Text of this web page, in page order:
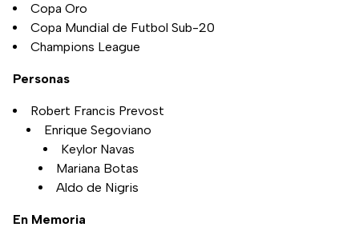
Copa Oro
Copa Mundial de Futbol Sub-20
Champions League
Personas
Robert Francis Prevost
Enrique Segoviano
Keylor Navas
Mariana Botas
Aldo de Nigris
En Memoria